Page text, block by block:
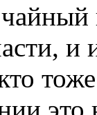
и
это